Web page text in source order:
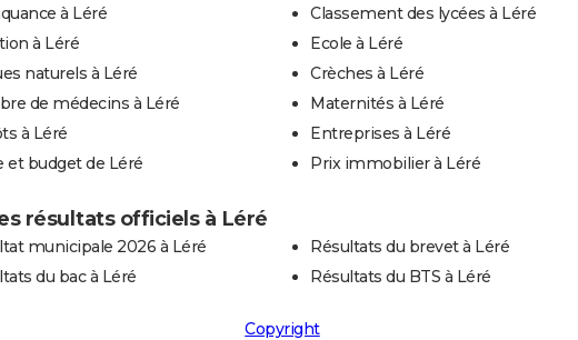
à Léré
à Léré
naturels à Léré
de médecins à Léré
à Léré
et budget de Léré
Classement des lycées à Léré
Ecole à Léré
Crèches à Léré
Maternités à Léré
Entreprises à Léré
Prix immobilier à Léré
résultats officiels à Léré
municipale 2026 à Léré
du bac à Léré
Résultats du brevet à Léré
Résultats du BTS à Léré
Copyright